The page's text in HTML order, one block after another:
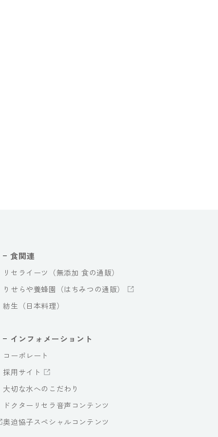
食関連
リセライーツ（無添加 食の通販）
りせらや養蜂園（はちみつの通販）
紡生（日本料理）
インフォメーショント
コーポレート
採用サイト
大切な水へのこだわり
ドクターリセラ音声コンテンツ
奥迫協子スペシャルコンテンツ